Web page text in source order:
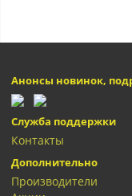
Анонсы новинок,
Служба поддержки
Контакты
Дополнительно
Производители